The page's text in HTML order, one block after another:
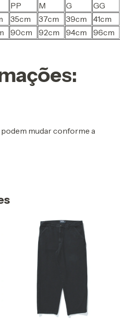
PP M G
GG
35cm 37cm 39cm
41cm
90cm 92cm 94cm 96cm
mudar conforme a